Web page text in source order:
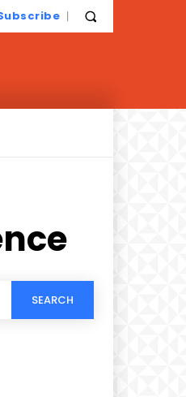
SEARCH